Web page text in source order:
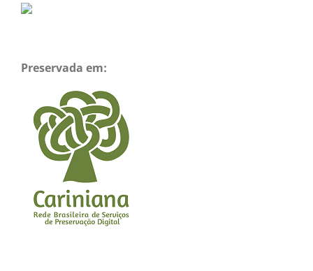
Preservada em: